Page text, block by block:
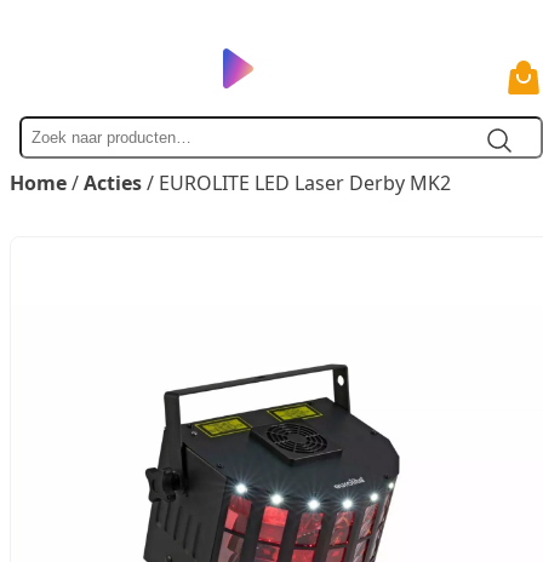
Zoek
naar
Home/Acties/ EUROLITE LED Laser Derby MK2